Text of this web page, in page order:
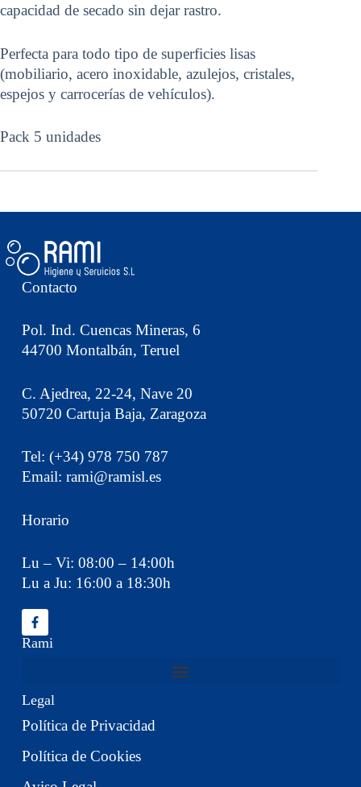
capacidad de secado sin dejar rastro.
Perfecta para todo tipo de superficies lisas
(mobiliario, acero inoxidable, azulejos, cristales,
espejos y carrocerías de vehículos).
Pack 5 unidades
Contacto
Pol. Ind. Cuencas Mineras, 6
44700 Montalbán, Teruel
C. Ajedrea, 22-24, Nave 20
50720 Cartuja Baja, Zaragoza
Tel: (+34) 978 750 787
Email: rami@ramisl.es
Horario
Lu – Vi: 08:00 – 14:00h
Lu a Ju: 16:00 a 18:30h
Rami
Legal
Política de Privacidad
Política de Cookies